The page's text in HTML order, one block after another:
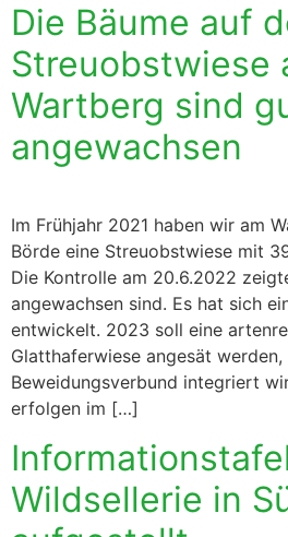
Die Bäume auf
Streuobstwiese
Wartberg sind
angewachsen
Im Frühjahr 2021 haben wir am
Börde eine Streuobstwiese mit
Die Kontrolle am 20.6.2022
angewachsen sind. Es hat sich
entwickelt. 2023 soll eine
Glatthaferwiese angesät
Beweidungsverbund integriert
erfolgen im […]
Wildsellerie in